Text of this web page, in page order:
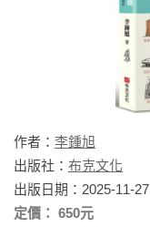
作者： 李鍾旭
出版社： 布克文化
出版日期：2025-11-27
定價： 650元